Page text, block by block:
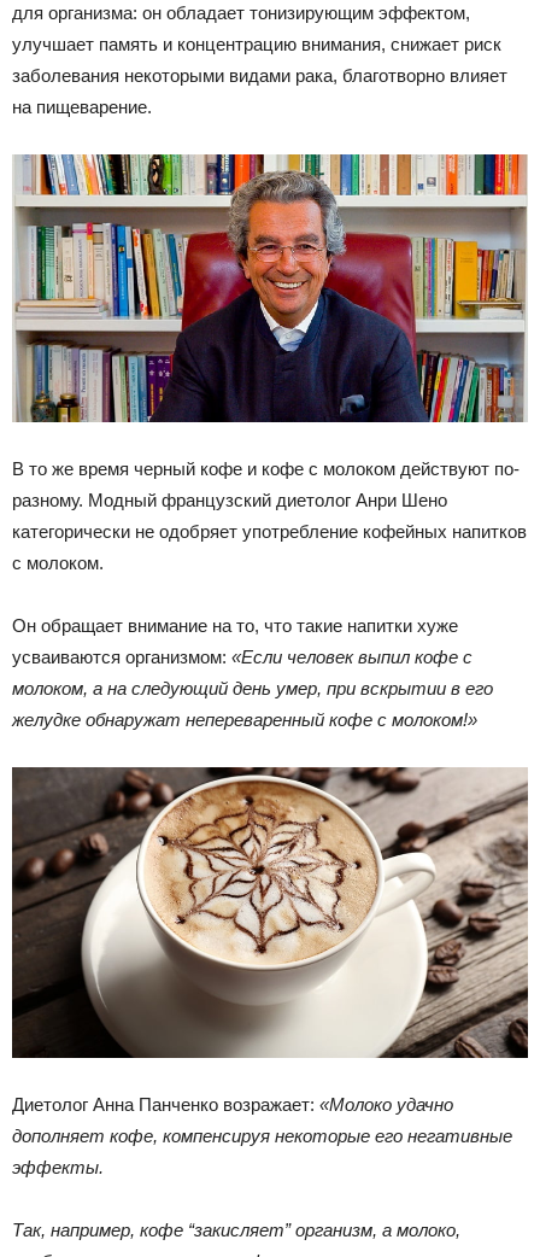
для организма: он обладает тонизирующим эффектом,
улучшает память и концентрацию внимания, снижает риск
заболевания некоторыми видами рака, благотворно влияет
на пищеварение.
В то же время черный кофе и кофе с молоком действуют по-
разному. Модный французский диетолог Анри Шено
категорически не одобряет употребление кофейных напитков
с молоком.
Он обращает внимание на то, что такие напитки хуже
усваиваются организмом: «Если человек выпил кофе с
молоком, а на следующий день умер, при вскрытии в его
желудке обнаружат непереваренный кофе с молоком!»
Диетолог Анна Панченко возражает: «Молоко удачно
дополняет кофе, компенсируя некоторые его негативные
эффекты.
Так, например, кофе “закисляет” организм, а молоко,